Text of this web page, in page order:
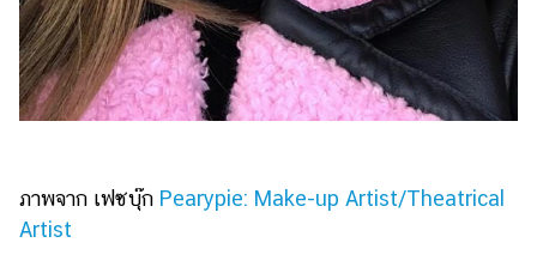
ภาพจาก เฟซบุ๊ก Pearypie: Make-up Artist/Theatrical
Artist